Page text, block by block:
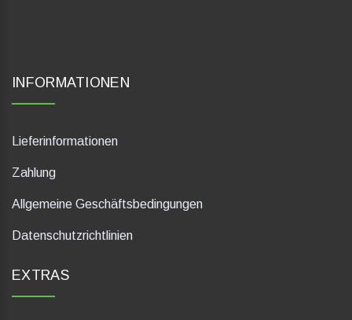
INFORMATIONEN
Lieferinformationen
Zahlung
Allgemeine Geschäftsbedingungen
Datenschutzrichtlinien
EXTRAS